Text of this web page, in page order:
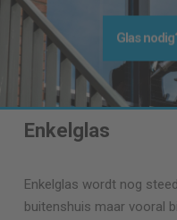
Glas nodig
Enkelglas
Enkelglas wordt nog
buitenshuis maar vooral